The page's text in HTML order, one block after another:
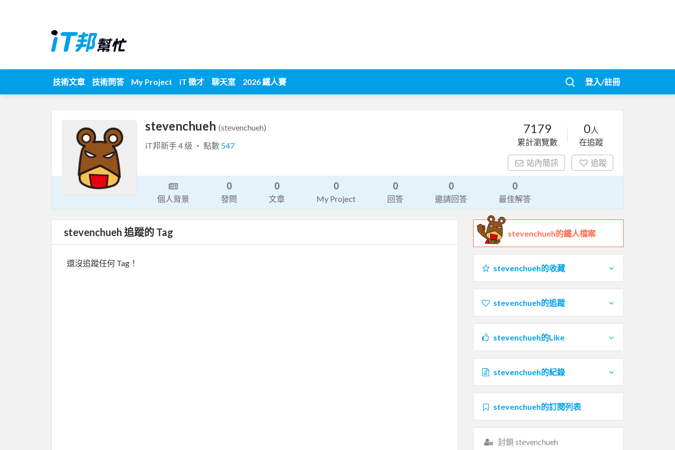
技術文章 技術問答 My Project iT 徵才 聊天室 2026 鐵人賽 登入/註冊
stevenchueh (stevenchueh)
iT邦新手 4 級 ‧ 點數 547
7179
累計瀏覽數
0人
在追蹤
站內簡訊 追蹤
個人背景
0
發問
0
文章
0
My Project
0
回答
0
邀請回答
0
最佳解答
stevenchueh 追蹤的 Tag
還沒追蹤任何 Tag！
stevenchueh的鐵人檔案
stevenchueh的收藏
stevenchueh的追蹤
stevenchueh的Like
stevenchueh的紀錄
stevenchueh的訂閱列表
封鎖 stevenchueh